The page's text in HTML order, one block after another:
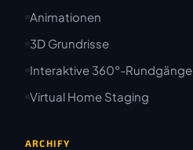
Animationen
3D Grundrisse
Interaktive 360°-Rundgänge
Virtual Home Staging
ARCHIFY